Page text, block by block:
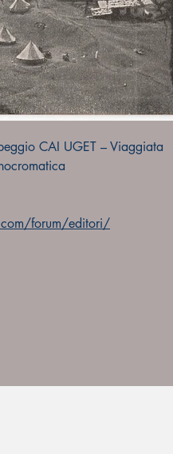
CAI UGET – Viaggiata
forum/editori/